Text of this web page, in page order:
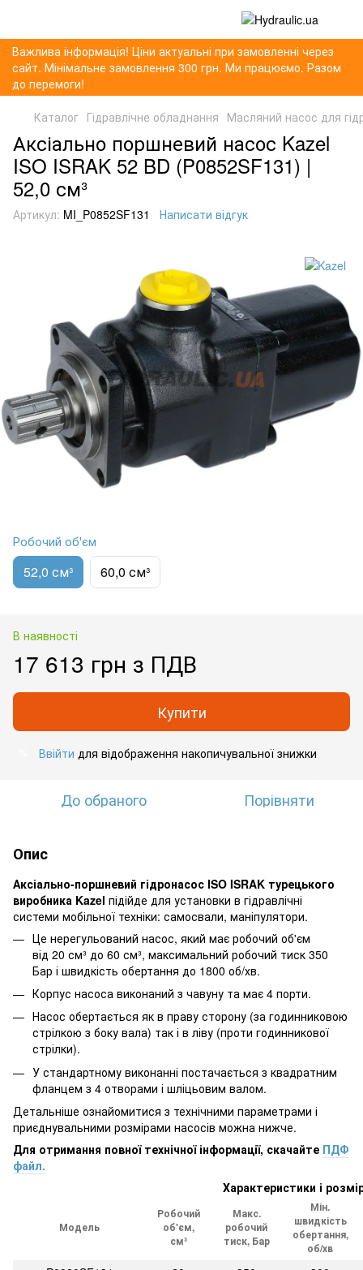
Важлива інформація! Ціни актуальні при замовленні через
сайт. Мінімальне замовлення 300 грн. Ми працюємо. Разом
до перемоги!
Каталог Гідравлічне обладнання Масляний насос для
Аксіально поршневий насос Kazel
ISO ISRAK 52 BD (P0852SF131) |
52,0 см³
Артикул: MI_P0852SF131 Написати відгук
Робочий об'єм
52,0 см³ 60,0 см³
В наявності
17 613 грн з ПДВ
Купити
Ввійти для відображення накопичувальної знижки
До обраного Порівняти
Опис
Аксіально-поршневий гідронасос ISO ISRAK турецького
виробника Kazel підійде для установки в гідравлічні
системи мобільної техніки: самосвали, маніпулятори.
Це нерегульований насос, який має робочий об'єм
від 20 см³ до 60 см³, максимальний робочий тиск 350
Бар і швидкість обертання до 1800 об/хв.
Корпус насоса виконаний з чавуну та має 4 порти.
Насос обертається як в праву сторону (за годинниковою
стрілкою з боку вала) так і в ліву (проти годинникової
стрілки).
У стандартному виконанні постачається з квадратним
фланцем з 4 отворами і шліцьовим валом.
Детальніше ознайомитися з технічними параметрами і
приєднувальними розмірами насосів можна нижче.
Для отримання повної технічної інформації, скачайте ПДФ
файл.
Характеристики і
Модель
Робочий
об'єм,
см³
Макс.
робочий
тиск, Бар
Мін.
швидкість
обертання,
об/хв